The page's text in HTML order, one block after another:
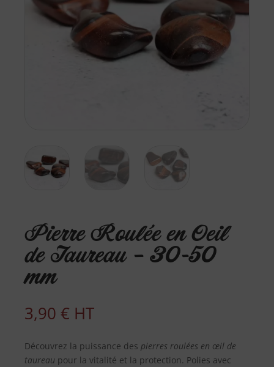
Pierre Roulée en Oeil
de Taureau – 30-50
mm
3,90 € HT
Découvrez la puissance des pierres roulées en œil de
taureau pour la vitalité et la protection. Polies avec